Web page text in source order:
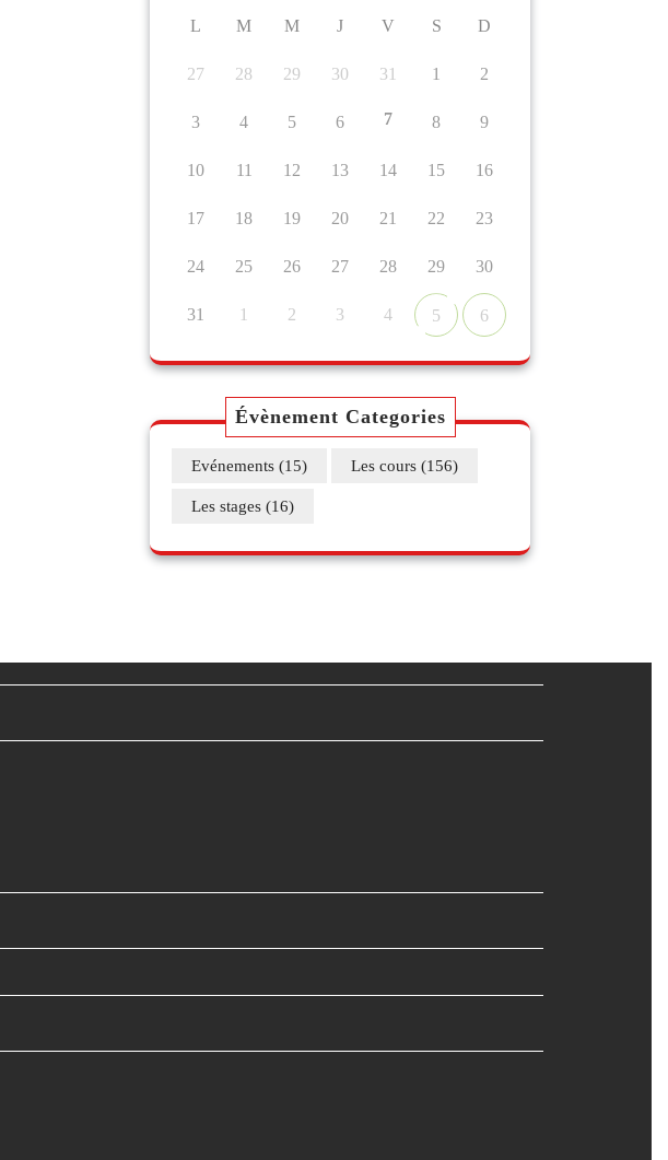
L M M J V S D
27 28 29 30 31 1 2
3 4 5 6 7 8 9
10 11 12 13 14 15 16
17 18 19 20 21 22 23
24 25 26 27 28 29 30
31 1 2 3 4 5 6
Évènement Categories
Evénements (15) Les cours (156)
Les stages (16)